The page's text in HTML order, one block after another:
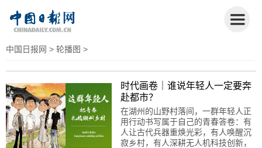
中国日报网 > 轮播图 >
时代画卷｜谁说年轻人一定要奔
赴都市？
在湖州的山野村落间，一群年轻人正
用行动书写属于自己的青春答卷：有
人让古代兵器重焕光彩，有人唤醒沉
寂乡村，有人深耕无人机科技创新，